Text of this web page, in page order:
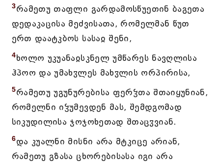
3რამეთუ თაფლი გარდამოსწუეთინ ბაგეთა
დედაკაცისა მეძვისათა, რომელმან წუთ
ერთ დაატკბოს სასაჲ შენი,
4ხოლო უკუანაჲსკნელ უმწარეს ნავღლისა
ჰპოო და უმახჳლეს მახჳლის ორპირისა,
5რამეთუ უგუნურებისა ფერჴთა შთაიყუნიან,
რომელნი იჴუმევდენ მას, შემდგომად
სიკუდილისა ჯოჯოხეთად შთაცჳვიან.
6და კუალნი მისნი არა მტკიცე არიან,
რამეთუ გზასა ცხორებისასა იგი არა